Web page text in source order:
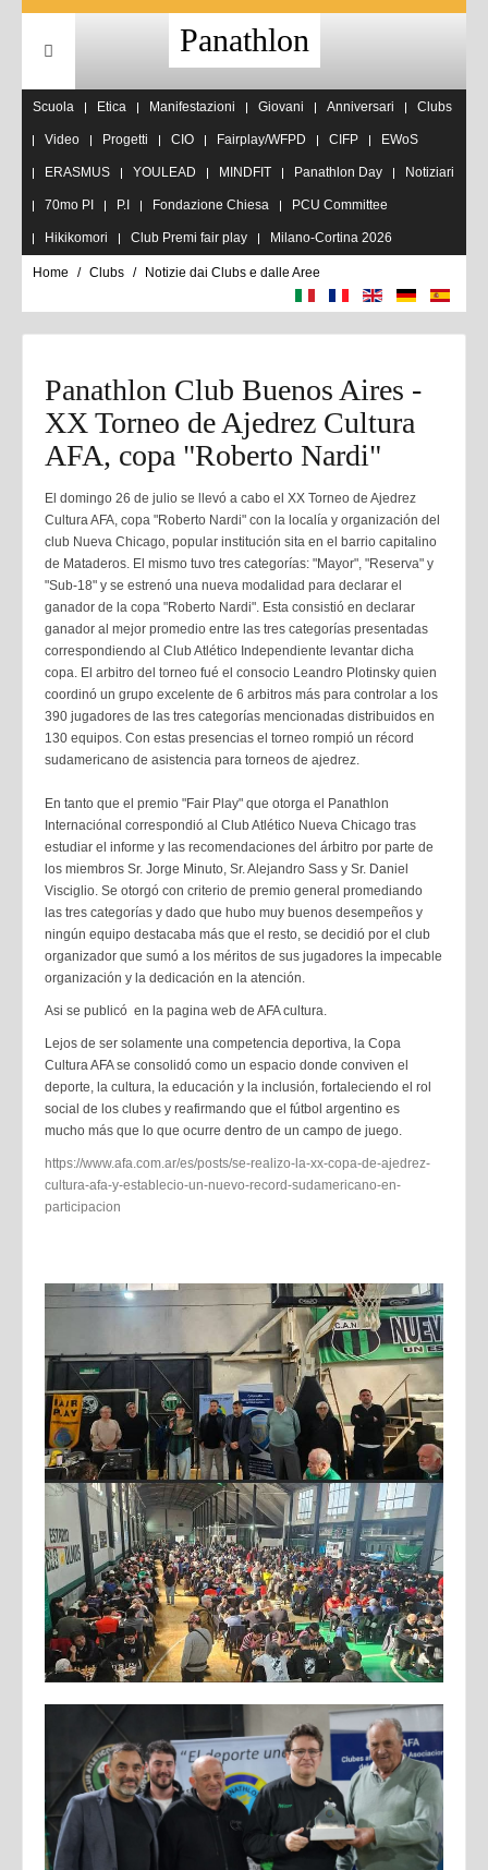
Panathlon
Scuola Etica Manifestazioni Giovani Anniversari Clubs
Video Progetti CIO Fairplay/WFPD CIFP EWoS
ERASMUS YOULEAD MINDFIT Panathlon Day Notiziari
70mo PI P.I Fondazione Chiesa PCU Committee
Hikikomori Club Premi fair play Milano-Cortina 2026
Home Clubs Notizie dai Clubs e dalle Aree
Panathlon Club Buenos Aires -
XX Torneo de Ajedrez Cultura
AFA, copa "Roberto Nardi"
El domingo 26 de julio se llevó a cabo el XX Torneo de Ajedrez
Cultura AFA, copa "Roberto Nardi" con la localía y organización del
club Nueva Chicago, popular institución sita en el barrio capitalino
de Mataderos. El mismo tuvo tres categorías: "Mayor", "Reserva" y
"Sub-18" y se estrenó una nueva modalidad para declarar el
ganador de la copa "Roberto Nardi". Esta consistió en declarar
ganador al mejor promedio entre las tres categorías presentadas
correspondiendo al Club Atlético Independiente levantar dicha
copa. El arbitro del torneo fué el consocio Leandro Plotinsky quien
coordinó un grupo excelente de 6 arbitros más para controlar a los
390 jugadores de las tres categorías mencionadas distribuidos en
130 equipos. Con estas presencias el torneo rompió un récord
sudamericano de asistencia para torneos de ajedrez.
En tanto que el premio "Fair Play" que otorga el Panathlon
Internaciónal correspondió al Club Atlético Nueva Chicago tras
estudiar el informe y las recomendaciones del árbitro por parte de
los miembros Sr. Jorge Minuto, Sr. Alejandro Sass y Sr. Daniel
Visciglio. Se otorgó con criterio de premio general promediando
las tres categorías y dado que hubo muy buenos desempeños y
ningún equipo destacaba más que el resto, se decidió por el club
organizador que sumó a los méritos de sus jugadores la impecable
organización y la dedicación en la atención.
Asi se publicó en la pagina web de AFA cultura.
Lejos de ser solamente una competencia deportiva, la Copa
Cultura AFA se consolidó como un espacio donde conviven el
deporte, la cultura, la educación y la inclusión, fortaleciendo el rol
social de los clubes y reafirmando que el fútbol argentino es
mucho más que lo que ocurre dentro de un campo de juego.
https://www.afa.com.ar/es/posts/se-realizo-la-xx-copa-de-ajedrez-
cultura-afa-y-establecio-un-nuevo-record-sudamericano-en-
participacion